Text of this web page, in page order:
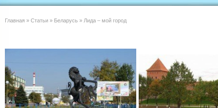
Главная » Статьи » Беларусь » Лида – мой город